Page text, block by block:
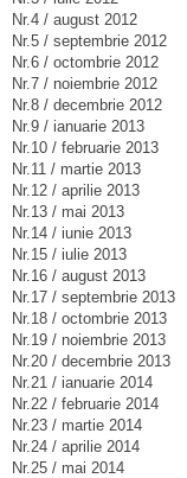
Nr.4 / august 2012
Nr.5 / septembrie 2012
Nr.6 / octombrie 2012
Nr.7 / noiembrie 2012
Nr.8 / decembrie 2012
Nr.9 / ianuarie 2013
Nr.10 / februarie 2013
Nr.11 / martie 2013
Nr.12 / aprilie 2013
Nr.13 / mai 2013
Nr.14 / iunie 2013
Nr.15 / iulie 2013
Nr.16 / august 2013
Nr.17 / septembrie 2013
Nr.18 / octombrie 2013
Nr.19 / noiembrie 2013
Nr.20 / decembrie 2013
Nr.21 / ianuarie 2014
Nr.22 / februarie 2014
Nr.23 / martie 2014
Nr.24 / aprilie 2014
Nr.25 / mai 2014